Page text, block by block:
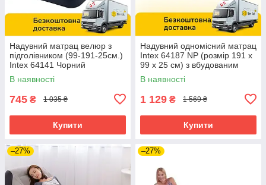
Надувний матрац велюр з
підголівником (99-191-25см.)
Intex 64141 Чорний
В наявності
745 ₴ 1 035 ₴
Купити
Надувний одномісний матрац
Intex 64187 NP (розмір 191 x
99 x 25 см) з вбудованим
електричним насосом
В наявності
1 129 ₴ 1 569 ₴
Купити
–27% –27%